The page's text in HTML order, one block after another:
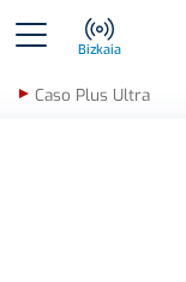
Bizkaia
Caso Plus Ultra